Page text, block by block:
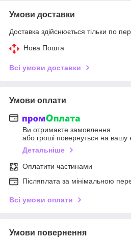
Умови доставки
Доставка здійснюється тільки по
Нова Пошта
Всі умови доставки
Умови оплати
Ви отримаєте замовлення
або гроші повернуться на вашу
Детальніше
Оплатити частинами
Післяплата за мінімальною
Всі умови оплати
Умови повернення